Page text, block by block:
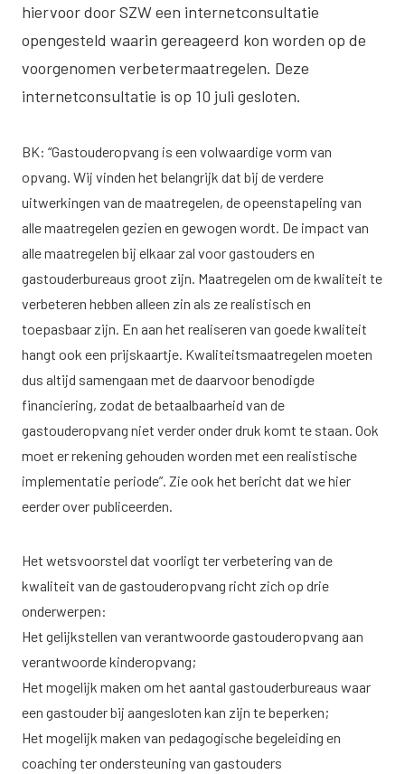
hiervoor door SZW een internetconsultatie
opengesteld waarin gereageerd kon worden op de
voorgenomen verbetermaatregelen. Deze
internetconsultatie is op 10 juli gesloten.
BK: “Gastouderopvang is een volwaardige vorm van
opvang. Wij vinden het belangrijk dat bij de verdere
uitwerkingen van de maatregelen, de opeenstapeling van
alle maatregelen gezien en gewogen wordt. De impact van
alle maatregelen bij elkaar zal voor gastouders en
gastouderbureaus groot zijn. Maatregelen om de kwaliteit te
verbeteren hebben alleen zin als ze realistisch en
toepasbaar zijn. En aan het realiseren van goede kwaliteit
hangt ook een prijskaartje. Kwaliteitsmaatregelen moeten
dus altijd samengaan met de daarvoor benodigde
financiering, zodat de betaalbaarheid van de
gastouderopvang niet verder onder druk komt te staan. Ook
moet er rekening gehouden worden met een realistische
implementatie periode”. Zie ook het bericht dat we hier
eerder over publiceerden.
Het wetsvoorstel dat voorligt ter verbetering van de
kwaliteit van de gastouderopvang richt zich op drie
onderwerpen:
Het gelijkstellen van verantwoorde gastouderopvang aan
verantwoorde kinderopvang;
Het mogelijk maken om het aantal gastouderbureaus waar
een gastouder bij aangesloten kan zijn te beperken;
Het mogelijk maken van pedagogische begeleiding en
coaching ter ondersteuning van gastouders